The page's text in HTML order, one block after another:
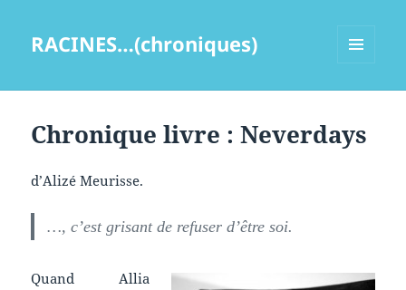
RACINES…(chroniques)
Chronique livre : Neverdays
d’Alizé Meurisse.
…, c’est grisant de refuser d’être soi.
Quand Allia